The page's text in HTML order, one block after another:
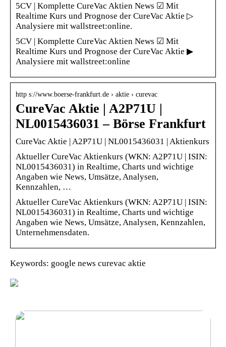
5CV | Komplette CureVac Aktien News ☑ Mit
Realtime Kurs und Prognose der CureVac Aktie ▷
Analysiere mit wallstreet:online.
5CV | Komplette CureVac Aktien News ☑ Mit
Realtime Kurs und Prognose der CureVac Aktie ▶
Analysiere mit wallstreet:online
http s://www.boerse-frankfurt.de › aktie › curevac
CureVac Aktie | A2P71U |
NL0015436031 – Börse Frankfurt
CureVac Aktie | A2P71U | NL0015436031 | Aktienkurs
Aktueller CureVac Aktienkurs (WKN: A2P71U | ISIN:
NL0015436031) in Realtime, Charts und wichtige
Angaben wie News, Umsätze, Analysen,
Kennzahlen, …
Aktueller CureVac Aktienkurs (WKN: A2P71U | ISIN:
NL0015436031) in Realtime, Charts und wichtige
Angaben wie News, Umsätze, Analysen, Kennzahlen,
Unternehmensdaten.
Keywords: google news curevac aktie